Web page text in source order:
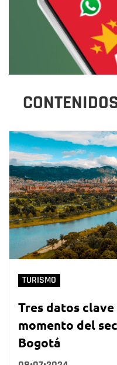
TURISMO
Tres datos
momento del
Bogotá